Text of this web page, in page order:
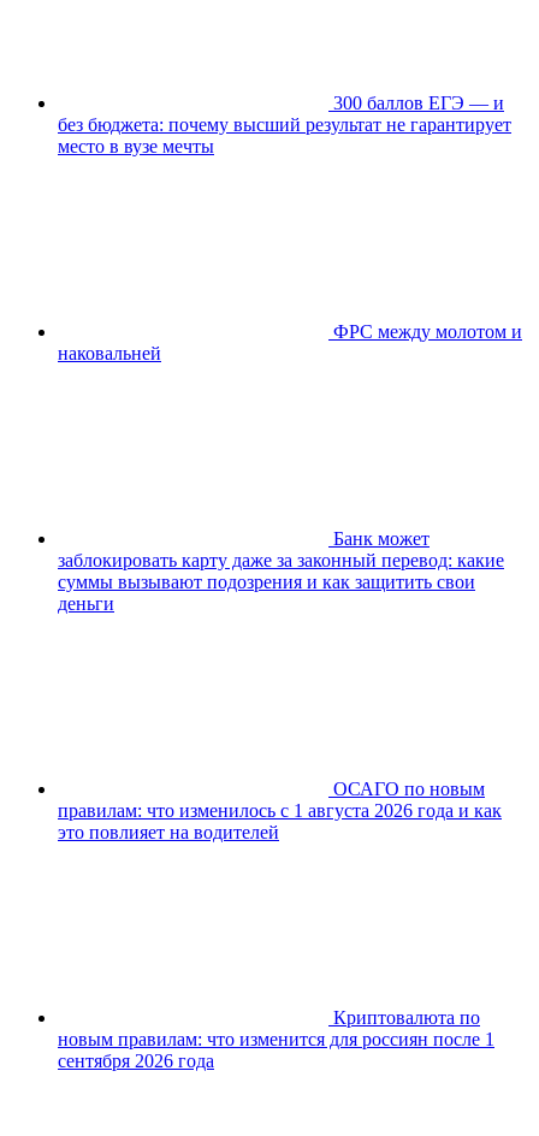
300 баллов ЕГЭ — и
без бюджета: почему высший результат не гарантирует
место в вузе мечты
ФРС между молотом и
наковальней
Банк может
заблокировать карту даже за законный перевод: какие
суммы вызывают подозрения и как защитить свои
деньги
ОСАГО по новым
правилам: что изменилось с 1 августа 2026 года и как
это повлияет на водителей
Криптовалюта по
новым правилам: что изменится для россиян после 1
сентября 2026 года